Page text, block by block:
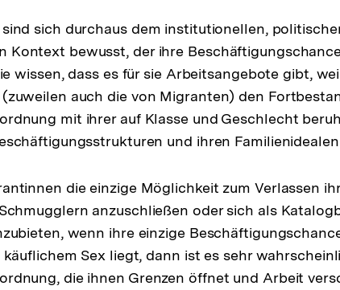
sich durchaus dem institutionellen,
Kontext bewusst, der ihre
wissen, dass es für sie Arbeitsangebote gibt,
auch die von Migranten) den
mit ihrer auf Klasse und Geschlecht
und ihren
die einzige Möglichkeit zum Verlassen
anzuschließen oder sich als
wenn ihre einzige
Sex liegt, dann ist es sehr
die ihnen Grenzen öffnet und Arbeit